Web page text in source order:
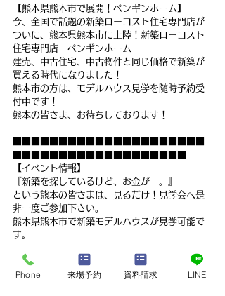
【熊本県熊本市で展開！ペンギンホーム】
今、全国で話題の新築ローコスト住宅専門店が
ついに、熊本県熊本市に上陸！新築ローコスト
住宅専門店　ペンギンホーム
建売、中古住宅、中古物件と同じ価格で新築が
買える時代になりました！
熊本市の方は、モデルハウス見学を随時予約受
付中です！
熊本の皆さま、お待ちしております！
【イベント情報】
『新築を探しているけど、お金が…。』
という熊本の皆さまは、見るだけ！見学会へ是
非一度ご参加下さい。
熊本県熊本市で新築モデルハウスが見学可能で
す。
建売、中古住宅、中古物件を希望の方も、意外
と知らない新築との違いをお伝えいたします。
Phone 来場予約 資料請求 LINE